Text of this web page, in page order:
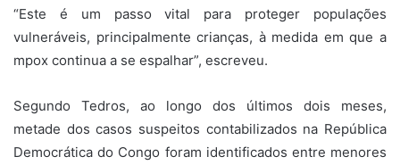
“Este é um passo vital para proteger populações
vulneráveis, principalmente crianças, à medida em que a
mpox continua a se espalhar”, escreveu.
Segundo Tedros, ao longo dos últimos dois meses,
metade dos casos suspeitos contabilizados na República
Democrática do Congo foram identificados entre menores